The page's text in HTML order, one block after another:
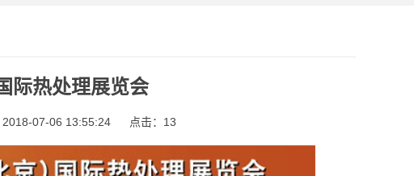
际热处理展览会
2018-07-06 13:55:24 点击： 13